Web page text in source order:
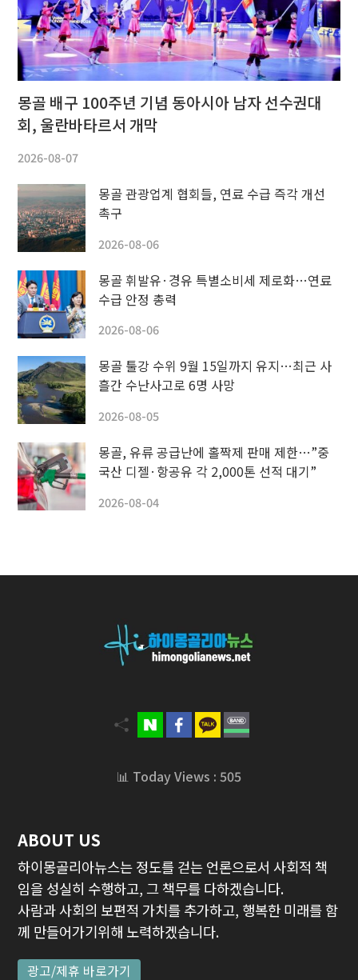
몽골 배구 100주년 기념 동아시아 남자 선수권대
회, 울란바타르서 개막
2026-08-07
몽골 관광업계 협회들, 연료 수급 즉각 개선
촉구
2026-08-06
몽골 휘발유·경유 특별소비세 제로화…연료
수급 안정 총력
2026-08-06
몽골 툴강 수위 9월 15일까지 유지…최근 사
흘간 수난사고로 6명 사망
2026-08-05
몽골, 유류 공급난에 홀짝제 판매 제한…”중
국산 디젤·항공유 각 2,000톤 선적 대기”
2026-08-04
📊 Today Views : 505
ABOUT US
하이몽골리아뉴스는 정도를 걷는 언론으로서 사회적 책
임을 성실히 수행하고, 그 책무를 다하겠습니다.
사람과 사회의 보편적 가치를 추가하고, 행복한 미래를 함
께 만들어가기위해 노력하겠습니다.
광고/제휴 바로가기